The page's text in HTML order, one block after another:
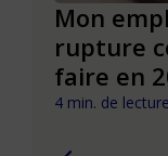
Mon
rupture
faire en
4 min. de lecture